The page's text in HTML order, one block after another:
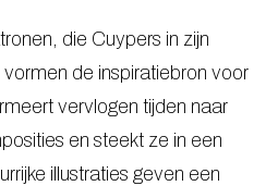
die Cuypers in zijn
de inspiratiebron voor
vervlogen tijden naar
en steekt ze in een
illustraties geven een